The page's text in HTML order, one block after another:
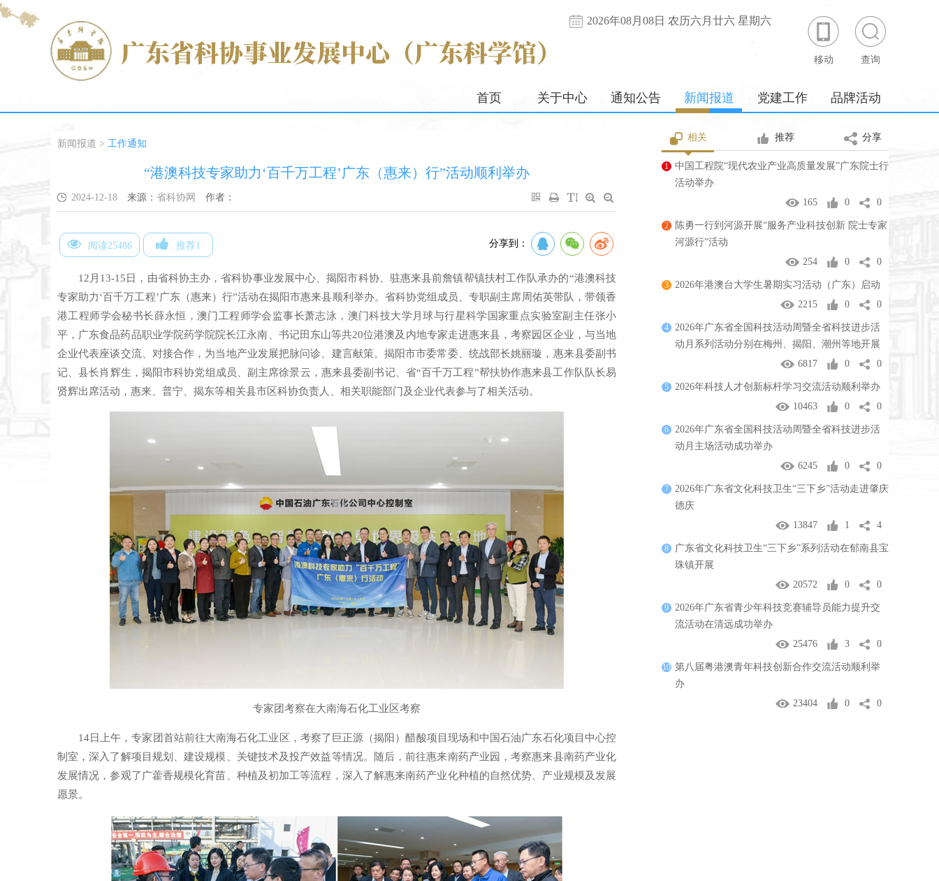
2026年08月08日 农历六月廿六 星期六
移动 查询
首页 关于中心 通知公告 新闻报道 党建工作 品牌活动
新闻报道 > 工作通知
“港澳科技专家助力‘百千万工程’广东（惠来）行”活动顺利举办
2024-12-18 来源： 省科协网 作者：
阅读25486 推荐1 分享到：
12月13-15日，由省科协主办，省科协事业发展中心、揭阳市科协、驻惠来县前詹镇帮镇扶村工作队承办的“港澳科技
专家助力‘百千万工程’广东（惠来）行”活动在揭阳市惠来县顺利举办。省科协党组成员、专职副主席周佑英带队，带领香
港工程师学会秘书长薛永恒，澳门工程师学会监事长萧志泳，澳门科技大学月球与行星科学国家重点实验室副主任张小
平，广东食品药品职业学院药学院院长江永南、书记田东山等共20位港澳及内地专家走进惠来县，考察园区企业，与当地
企业代表座谈交流、对接合作，为当地产业发展把脉问诊、建言献策。揭阳市市委常委、统战部长姚丽璇，惠来县委副书
记、县长肖辉生，揭阳市科协党组成员、副主席徐景云，惠来县委副书记、省“百千万工程”帮扶协作惠来县工作队队长易
贤辉出席活动，惠来、普宁、揭东等相关县市区科协负责人、相关职能部门及企业代表参与了相关活动。
专家团考察在大南海石化工业区考察
14日上午，专家团首站前往大南海石化工业区，考察了巨正源（揭阳）醋酸项目现场和中国石油广东石化项目中心控
制室，深入了解项目规划、建设规模、关键技术及投产效益等情况。随后，前往惠来南药产业园，考察惠来县南药产业化
发展情况，参观了广藿香规模化育苗、种植及初加工等流程，深入了解惠来南药产业化种植的自然优势、产业规模及发展
愿景。
相关 推荐 分享
1
中国工程院“现代农业产业高质量发展”广东院士行
活动举办
165
0 0
2
陈勇一行到河源开展“服务产业科技创新 院士专家
河源行”活动
254
0 0
3
2026年港澳台大学生暑期实习活动（广东）启动
2215
0 0
4
2026年广东省全国科技活动周暨全省科技进步活
动月系列活动分别在梅州、揭阳、潮州等地开展
6817
0 0
5
2026年科技人才创新标杆学习交流活动顺利举办
10463
0 0
6
2026年广东省全国科技活动周暨全省科技进步活
动月主场活动成功举办
6245
0 0
7
2026年广东省文化科技卫生“三下乡”活动走进肇庆
德庆
13847
1 4
8
广东省文化科技卫生“三下乡”系列活动在郁南县宝
珠镇开展
20572
0 0
9
2026年广东省青少年科技竞赛辅导员能力提升交
流活动在清远成功举办
25476
3 0
10 第八届粤港澳青年科技创新合作交流活动顺利举
办
23404
0 0